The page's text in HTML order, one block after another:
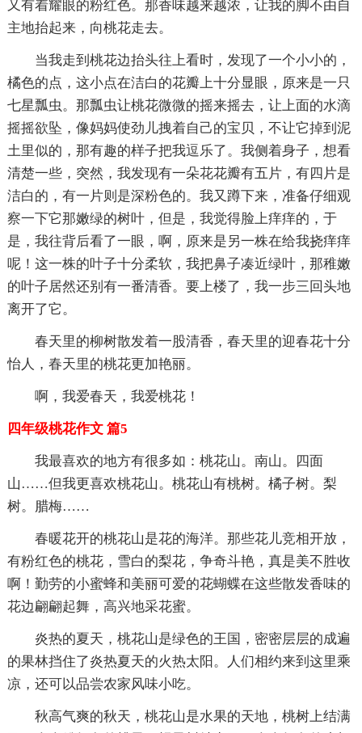
又有着耀眼的粉红色。那香味越来越浓，让我的脚不由自
主地抬起来，向桃花走去。
当我走到桃花边抬头往上看时，发现了一个小小的，
橘色的点，这小点在洁白的花瓣上十分显眼，原来是一只
七星瓢虫。那瓢虫让桃花微微的摇来摇去，让上面的水滴
摇摇欲坠，像妈妈使劲儿拽着自己的宝贝，不让它掉到泥
土里似的，那有趣的样子把我逗乐了。我侧着身子，想看
清楚一些，突然，我发现有一朵花花瓣有五片，有四片是
洁白的，有一片则是深粉色的。我又蹲下来，准备仔细观
察一下它那嫩绿的树叶，但是，我觉得脸上痒痒的，于
是，我往背后看了一眼，啊，原来是另一株在给我挠痒痒
呢！这一株的叶子十分柔软，我把鼻子凑近绿叶，那稚嫩
的叶子居然还别有一番清香。要上楼了，我一步三回头地
离开了它。
春天里的柳树散发着一股清香，春天里的迎春花十分
怡人，春天里的桃花更加艳丽。
啊，我爱春天，我爱桃花！
四年级桃花作文 篇5
我最喜欢的地方有很多如：桃花山。南山。四面
山……但我更喜欢桃花山。桃花山有桃树。橘子树。梨
树。腊梅……
春暖花开的桃花山是花的海洋。那些花儿竞相开放，
有粉红色的桃花，雪白的梨花，争奇斗艳，真是美不胜收
啊！勤劳的小蜜蜂和美丽可爱的花蝴蝶在这些散发香味的
花边翩翩起舞，高兴地采花蜜。
炎热的夏天，桃花山是绿色的王国，密密层层的成遍
的果林挡住了炎热夏天的火热太阳。人们相约来到这里乘
凉，还可以品尝农家风味小吃。
秋高气爽的秋天，桃花山是水果的天地，桃树上结满